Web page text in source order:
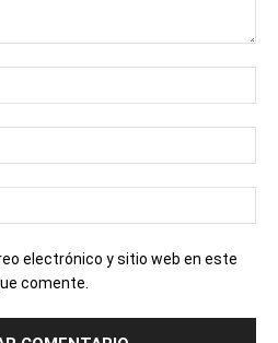
electrónico y sitio web en este
comente.